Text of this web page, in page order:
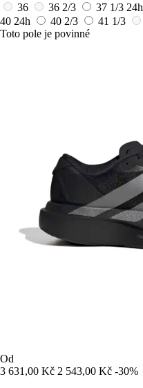
36
36 2/3 37 1/3 24h
40 24h 40 2/3 41 1/3
Toto pole je povinné
Od
3 631,00 Kč 2 543,00 Kč -30%